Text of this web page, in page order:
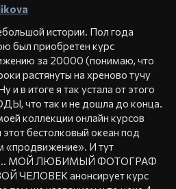
истории. Пол года
был приобретен курс
за 20000 (понимаю, что
растянуты на хреново тучу
и в итоге я так устала от этого
что так и не дошла до конца.
коллекции онлайн курсов
этот бестолковый океан под
«продвижение». И тут
МОЙ ЛЮБИМЫЙ ФОТОГРАФ
ЧЕЛОВЕК анонсирует курс